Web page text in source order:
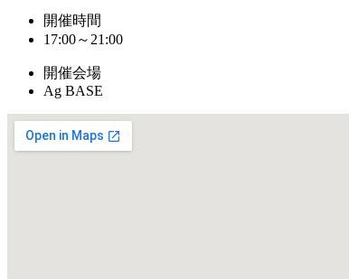
開催時間
17:00～21:00
開催会場
Ag BASE